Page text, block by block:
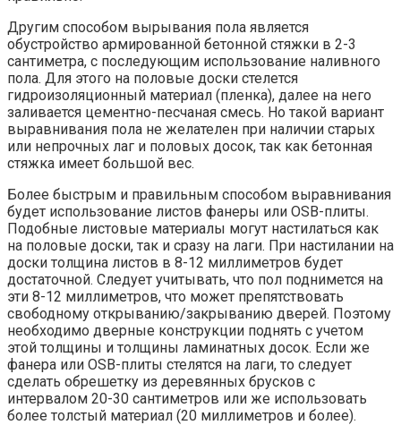
Другим способом вырывания пола является
обустройство армированной бетонной стяжки в 2-3
сантиметра, с последующим использование наливного
пола. Для этого на половые доски стелется
гидроизоляционный материал (пленка), далее на него
заливается цементно-песчаная смесь. Но такой вариант
выравнивания пола не желателен при наличии старых
или непрочных лаг и половых досок, так как бетонная
стяжка имеет большой вес.
Более быстрым и правильным способом выравнивания
будет использование листов фанеры или OSB-плиты.
Подобные листовые материалы могут настилаться как
на половые доски, так и сразу на лаги. При настилании на
доски толщина листов в 8-12 миллиметров будет
достаточной. Следует учитывать, что пол поднимется на
эти 8-12 миллиметров, что может препятствовать
свободному открыванию/закрыванию дверей. Поэтому
необходимо дверные конструкции поднять с учетом
этой толщины и толщины ламинатных досок. Если же
фанера или OSB-плиты стелятся на лаги, то следует
сделать обрешетку из деревянных брусков с
интервалом 20-30 сантиметров или же использовать
более толстый материал (20 миллиметров и более).